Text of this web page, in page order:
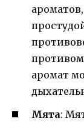
аромат
Мята: